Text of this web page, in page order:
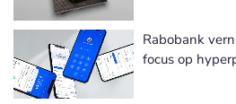
Rabobank
focus op